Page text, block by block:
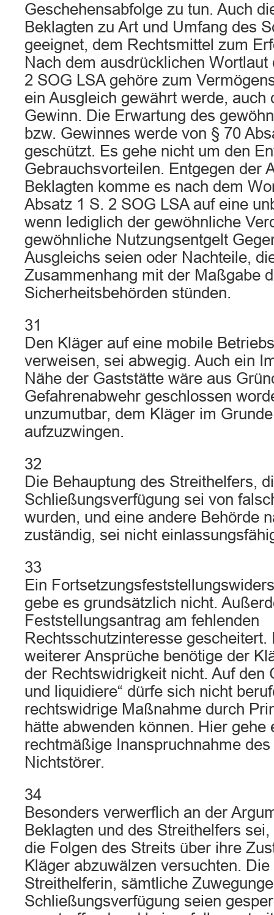
Geschehensabfolge zu tun. Auch
Beklagten zu Art und Umfang des
geeignet, dem Rechtsmittel zum
Nach dem ausdrücklichen Wortlaut
2 SOG LSA gehöre zum
ein Ausgleich gewährt werde, auch
Gewinn. Die Erwartung des
bzw. Gewinnes werde von § 70
geschützt. Es gehe nicht um den
Gebrauchsvorteilen. Entgegen der
Beklagten komme es nach dem
Absatz 1 S. 2 SOG LSA auf eine
wenn lediglich der gewöhnliche
gewöhnliche Nutzungsentgelt
Ausgleichs seien oder Nachteile,
Zusammenhang mit der Maßgabe
Sicherheitsbehörden stünden.
31
Den Kläger auf eine mobile
verweisen, sei abwegig. Auch ein
Nähe der Gaststätte wäre aus
Gefahrenabwehr geschlossen
unzumutbar, dem Kläger im
aufzuzwingen.
32
Die Behauptung des Streithelfers,
Schließungsverfügung sei von
wurden, und eine andere Behörde
zuständig, sei nicht
33
Ein
gebe es grundsätzlich nicht.
Feststellungsantrag am fehlenden
Rechtsschutzinteresse gescheitert.
weiterer Ansprüche benötige der
der Rechtswidrigkeit nicht. Auf den
und liquidiere“ dürfe sich nicht
rechtswidrige Maßnahme durch
hätte abwenden können. Hier gehe
rechtmäßige Inanspruchnahme
Nichtstörer.
34
Besonders verwerflich an der
Beklagten und des Streithelfers
die Folgen des Streits über ihre
Kläger abzuwälzen versuchten.
Streithelferin, sämtliche
Schließungsverfügung seien